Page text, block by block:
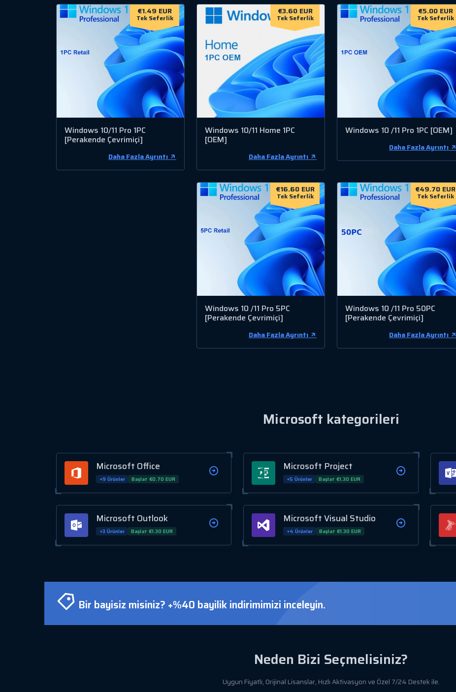
€1.49 EUR
Tek Seferlik
Windows 10/11 Pro 1PC
[Perakende Çevrimiçi]
Daha Fazla Ayrıntı
€3.60 EUR
Tek Seferlik
Windows 10/11 Home 1PC
[OEM]
Daha Fazla Ayrıntı
€5.00 EUR
Tek Seferlik
Windows 10 /11 Pro 1PC [OEM]
Daha Fazla Ayrıntı
€16.60 EUR
Tek Seferlik
Windows 10 /11 Pro 5PC
[Perakende Çevrimiçi]
Daha Fazla Ayrıntı
€49.70 EUR
Tek Seferlik
Windows 10 /11 Pro 50PC
[Perakende Çevrimiçi]
Daha Fazla Ayrıntı
Microsoft kategorileri
Microsoft Office
+9 Ürünler Başlat €0.70 EUR
Microsoft Project
+5 Ürünler Başlat €1.30 EUR
Microsoft Outlook
+3 Ürünler Başlat €1.30 EUR
Microsoft Visual Studio
+4 Ürünler Başlat €1.30 EUR
Bir bayisiz misiniz? +%40 bayilik indirimimizi inceleyin.
Neden Bizi Seçmelisiniz?
Uygun Fiyatlı, Orijinal Lisanslar, Hızlı Aktivasyon ve Özel 7/24 Destek ile.